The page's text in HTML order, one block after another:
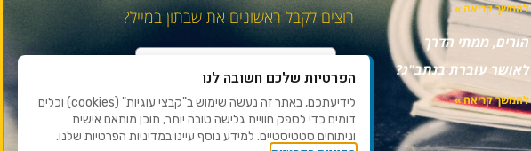
להמשך קריאה »
הורים, ממתי הדרך
לאושר עוברת בנתב"ג?
להמשך קריאה »
רוצים לקבל ראשונים את שבתון במייל?
הפרטיות שלכם חשובה לנו
לידיעתכם, באתר זה נעשה שימוש ב"קבצי עוגיות" (cookies) וכלים
דומים כדי לספק חוויית גלישה טובה יותר, תוכן מותאם אישית
וניתוחים סטטיסטיים. למידע נוסף עיינו במדיניות הפרטיות שלנו.